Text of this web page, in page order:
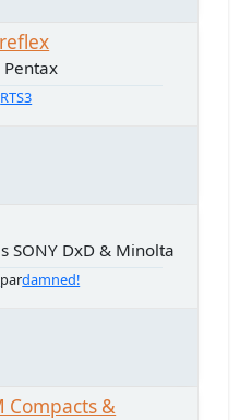
RTS3
SONY DxD & Minolta
pardamned!
Compacts &